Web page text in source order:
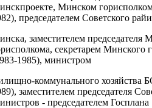
Минском
председателем Советского
заместителем председателя
секретарем Минского
1985), министром
коммунального хозяйства
заместителем председателя
- председателем Госплана